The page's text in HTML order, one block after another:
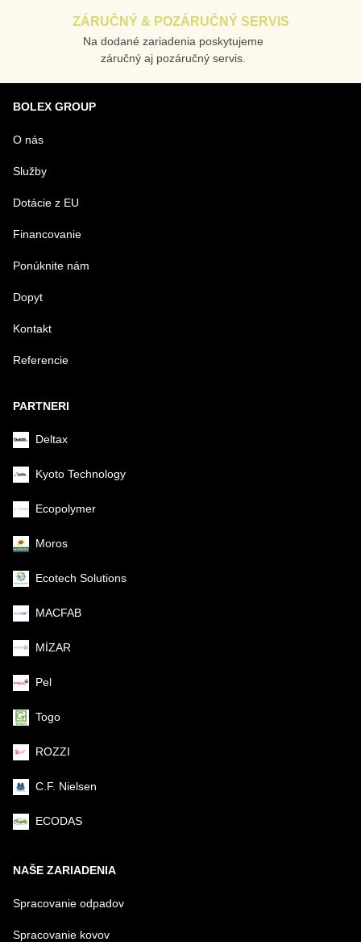
ZÁRUČNÝ & POZÁRUČNÝ SERVIS
Na dodané zariadenia poskytujeme
záručný aj pozáručný servis.
BOLEX GROUP
O nás
Služby
Dotácie z EU
Financovanie
Ponúknite nám
Dopyt
Kontakt
Referencie
PARTNERI
Deltax
Kyoto Technology
Ecopolymer
Moros
Ecotech Solutions
MACFAB
MİZAR
Pel
Togo
ROZZI
C.F. Nielsen
ECODAS
NAŠE ZARIADENIA
Spracovanie odpadov
Spracovanie kovov